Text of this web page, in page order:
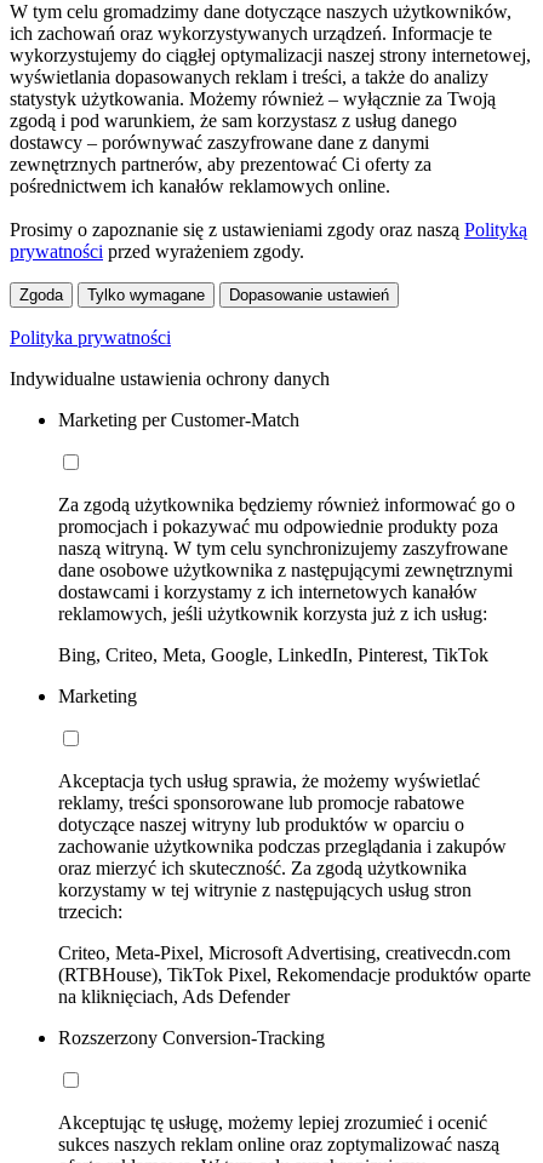
W tym celu gromadzimy dane dotyczące naszych użytkowników,
ich zachowań oraz wykorzystywanych urządzeń. Informacje te
wykorzystujemy do ciągłej optymalizacji naszej strony internetowej,
wyświetlania dopasowanych reklam i treści, a także do analizy
statystyk użytkowania. Możemy również – wyłącznie za Twoją
zgodą i pod warunkiem, że sam korzystasz z usług danego
dostawcy – porównywać zaszyfrowane dane z danymi
zewnętrznych partnerów, aby prezentować Ci oferty za
pośrednictwem ich kanałów reklamowych online.
Prosimy o zapoznanie się z ustawieniami zgody oraz naszą Polityką
prywatności przed wyrażeniem zgody.
Zgoda Tylko wymagane Dopasowanie ustawień
Polityka prywatności
Indywidualne ustawienia ochrony danych
Marketing per Customer-Match
Za zgodą użytkownika będziemy również informować go o
promocjach i pokazywać mu odpowiednie produkty poza
naszą witryną. W tym celu synchronizujemy zaszyfrowane
dane osobowe użytkownika z następującymi zewnętrznymi
dostawcami i korzystamy z ich internetowych kanałów
reklamowych, jeśli użytkownik korzysta już z ich usług:
Bing, Criteo, Meta, Google, LinkedIn, Pinterest, TikTok
Marketing
Akceptacja tych usług sprawia, że możemy wyświetlać
reklamy, treści sponsorowane lub promocje rabatowe
dotyczące naszej witryny lub produktów w oparciu o
zachowanie użytkownika podczas przeglądania i zakupów
oraz mierzyć ich skuteczność. Za zgodą użytkownika
korzystamy w tej witrynie z następujących usług stron
trzecich:
Criteo, Meta-Pixel, Microsoft Advertising, creativecdn.com
(RTBHouse), TikTok Pixel, Rekomendacje produktów oparte
na kliknięciach, Ads Defender
Rozszerzony Conversion-Tracking
Akceptując tę usługę, możemy lepiej zrozumieć i ocenić
sukces naszych reklam online oraz zoptymalizować naszą